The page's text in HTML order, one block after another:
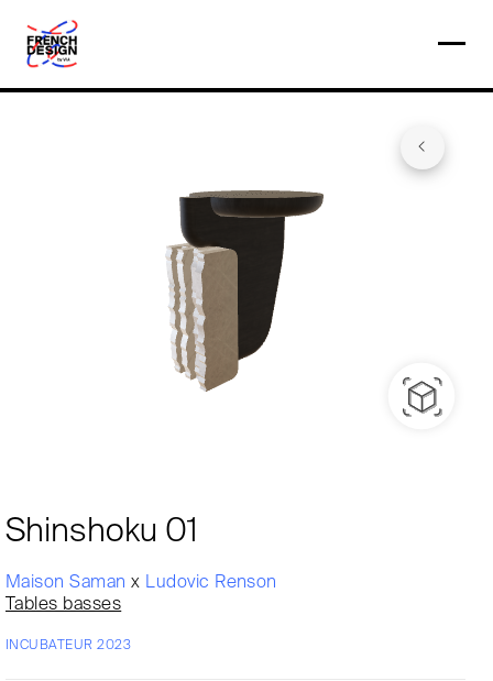
Shinshoku 01
Maison Samanx Ludovic Renson
Tables basses
INCUBATEUR 2023